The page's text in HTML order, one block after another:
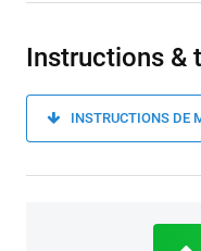
Instructions &
INSTRUCTIONS DE